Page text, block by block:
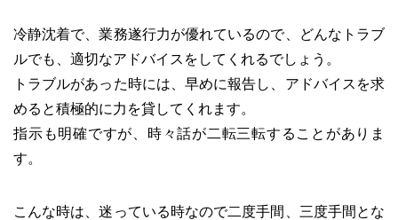
冷静沈着で、業務遂行力が優れているので、どんなトラブ
ルでも、適切なアドバイスをしてくれるでしょう。
トラブルがあった時には、早めに報告し、アドバイスを求
めると積極的に力を貸してくれます。
指示も明確ですが、時々話が二転三転することがありま
す。
こんな時は、迷っている時なので二度手間、三度手間とな